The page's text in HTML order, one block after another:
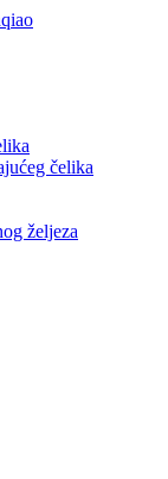
čelika
željeza